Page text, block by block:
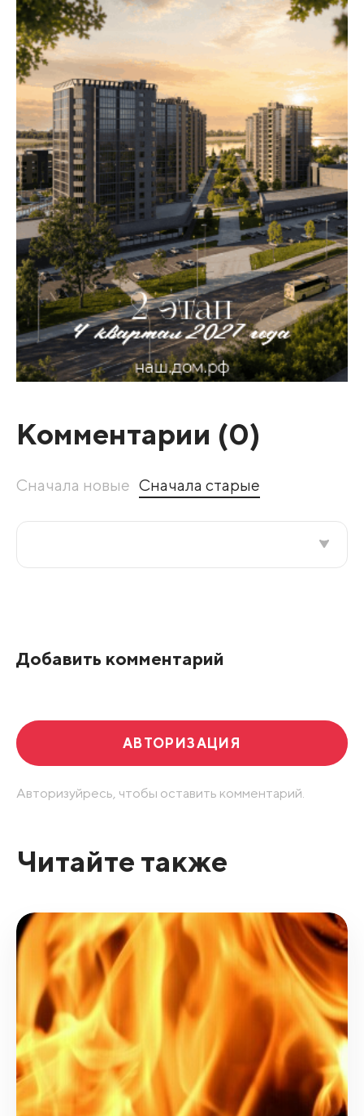
Комментарии (0)
Сначала новые Сначала старые
Добавить комментарий
АВТОРИЗАЦИЯ
Авторизуйресь, чтобы оставить комментарий.
Читайте также